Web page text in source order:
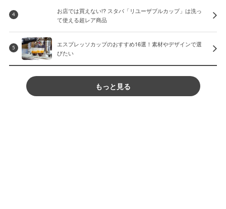
4
お店では買えない!? スタバ「リユーザブルカップ」は洗っ
て使える超レア商品
5
エスプレッソカップのおすすめ16選！素材やデザインで選
びたい
もっと見る